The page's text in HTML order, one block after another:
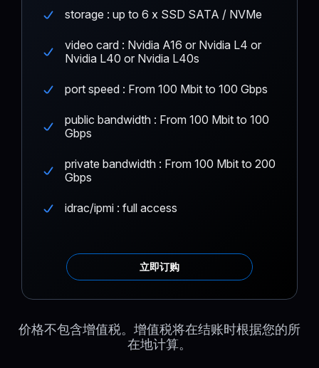
storage : up to 6 x SSD SATA / NVMe
video card : Nvidia A16 or Nvidia L4 or
Nvidia L40 or Nvidia L40s
port speed : From 100 Mbit to 100 Gbps
public bandwidth : From 100 Mbit to 100
Gbps
private bandwidth : From 100 Mbit to 200
Gbps
idrac/ipmi : full access
立即订购
价格不包含增值税。增值税将在结账时根据您的所
在地计算。